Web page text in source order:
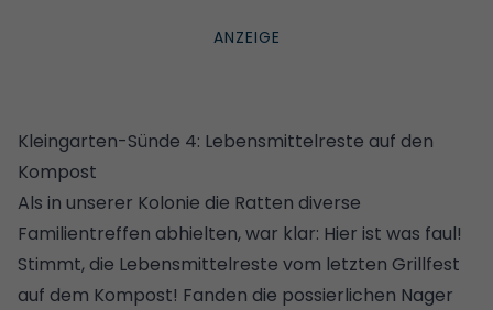
Kleingarten-Sünde 4: Lebensmittelreste auf den
Kompost
Als in unserer Kolonie die Ratten diverse
Familientreffen abhielten, war klar: Hier ist was faul!
Stimmt, die Lebensmittelreste vom letzten Grillfest
auf dem Kompost! Fanden die possierlichen Nager